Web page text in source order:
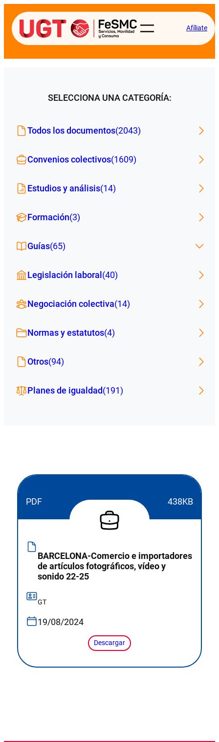
Afíliate
SELECCIONA UNA CATEGORÍA:
Todos los documentos(2043)
Convenios colectivos(1609)
Estudios y análisis(14)
Formación(3)
Guías(65)
Legislación laboral (40)
Negociación colectiva(14)
Normas y estatutos(4)
Otros(94)
Planes de igualdad(191)
PDF 438KB
BARCELONA-Comercio e importadores
de artículos fotográficos, vídeo y
sonido 22-25
GT
19/08/2024
Descargar